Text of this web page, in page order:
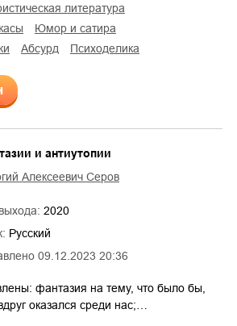
литература
юмор и сатира
абсурд психоделика
09.12.2023 20:36
и антиутопии
Алексеевич Серов
2020
Русский
фантазия на тему, что было бы,
оказался среди нас;…